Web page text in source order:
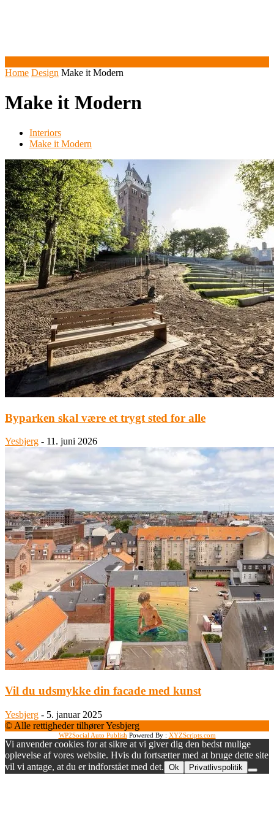
Home Design Make it Modern
Make it Modern
Interiors
Make it Modern
Byparken skal være et trygt sted for alle
Yesbjerg - 11. juni 2026
Vil du udsmykke din facade med kunst
Yesbjerg - 5. januar 2025
© Alle rettigheder tilhører Yesbjerg
WP2Social Auto Publish Powered By : XYZScripts.com
Vi anvender cookies for at sikre at vi giver dig den bedst mulige
oplevelse af vores website. Hvis du fortsætter med at bruge dette site
vil vi antage, at du er indforstået med det. Ok Privatlivspolitik